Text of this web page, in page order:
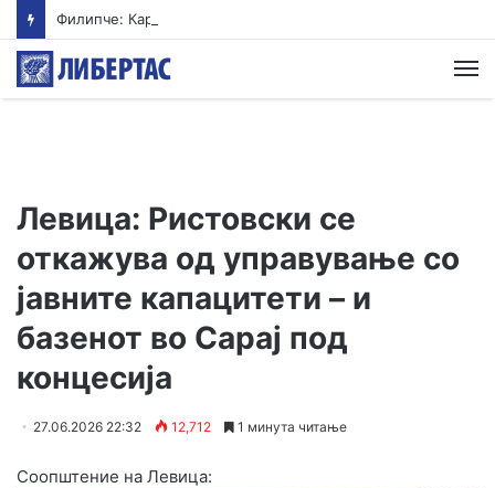
Левица: Ристовски се
откажува од управување со
јавните капацитети – и
базенот во Сарај под
концесија
27.06.2026 22:32 12,712 1 минута читање
Соопштение на Левица: